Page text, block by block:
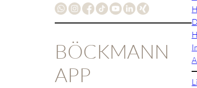
BÖCKMANN
APP